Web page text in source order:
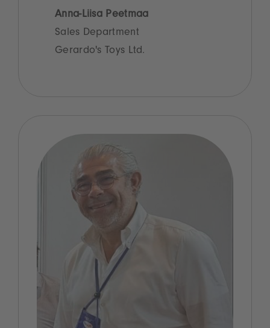
Anna-Liisa Peetmaa
Sales Department
Gerardo's Toys Ltd.